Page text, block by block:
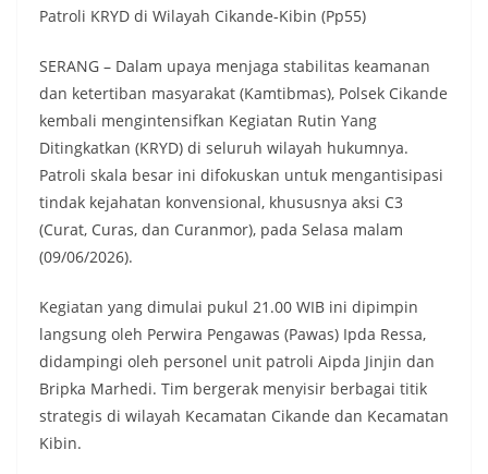
Patroli KRYD di Wilayah Cikande-Kibin (Pp55)
SERANG – Dalam upaya menjaga stabilitas keamanan
dan ketertiban masyarakat (Kamtibmas), Polsek Cikande
kembali mengintensifkan Kegiatan Rutin Yang
Ditingkatkan (KRYD) di seluruh wilayah hukumnya.
Patroli skala besar ini difokuskan untuk mengantisipasi
tindak kejahatan konvensional, khususnya aksi C3
(Curat, Curas, dan Curanmor), pada Selasa malam
(09/06/2026).
​Kegiatan yang dimulai pukul 21.00 WIB ini dipimpin
langsung oleh Perwira Pengawas (Pawas) Ipda Ressa,
didampingi oleh personel unit patroli Aipda Jinjin dan
Bripka Marhedi. Tim bergerak menyisir berbagai titik
strategis di wilayah Kecamatan Cikande dan Kecamatan
Kibin.